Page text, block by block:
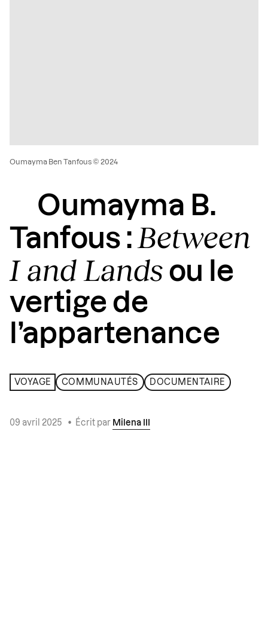
Oumayma B.
Tanfous : Between
I and Lands ou le
vertige de
l’appartenance
VOYAGE COMMUNAUTÉS DOCUMENTAIRE
09 avril 2025 • Écrit par Milena III
Oumayma Ben Tanfous © 2024